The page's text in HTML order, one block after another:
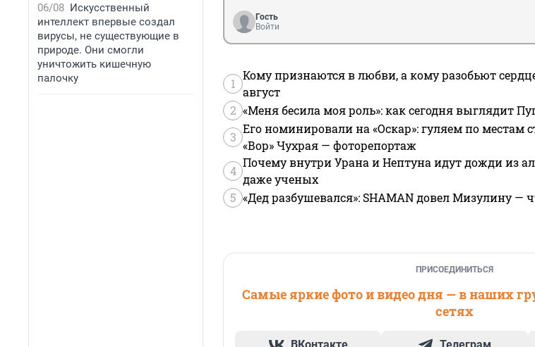
06/08 Искусственный
интеллект впервые создал
вирусы, не существующие в
природе. Они смогли
уничтожить кишечную
палочку
Гость
Войти
1
Кому признаются в любви, а кому разобьют
август
2 «Меня бесила моя роль»: как сегодня выглядит
3
Его номинировали на «Оскар»: гуляем по местам
«Вор» Чухрая — фоторепортаж
4
Почему внутри Урана и Нептуна идут дожди из
даже ученых
5 «Дед разбушевался»: SHAMAN довел Мизулину —
ПРИСОЕДИНИТЬСЯ
Самые яркие фото и видео дня — в наших
сетях